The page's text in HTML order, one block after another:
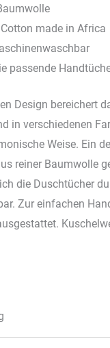
made in Africa
passende
Design bereichert
in verschiedenen
Weise. Ein
reiner Baumwolle
die Duschtücher
Zur einfachen